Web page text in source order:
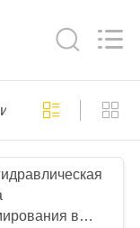
в